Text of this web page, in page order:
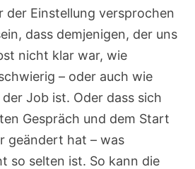
der Einstellung versprochen
dass demjenigen, der uns
nicht klar war, wie
– oder auch wie
Job ist. Oder dass sich
Gespräch und dem Start
geändert hat – was
so selten ist. So kann die